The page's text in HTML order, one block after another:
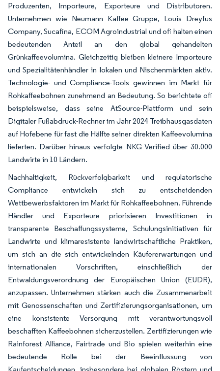
Produzenten, Importeure, Exporteure und Distributoren.
Unternehmen wie Neumann Kaffee Gruppe, Louis Dreyfus
Company, Sucafina, ECOM Agroindustrial und ofi halten einen
bedeutenden Anteil an den global gehandelten
Grünkaffeevolumina. Gleichzeitig bleiben kleinere Importeure
und Spezialitätenhändler in lokalen und Nischenmärkten aktiv.
Technologie- und Compliance-Tools gewinnen im Markt für
Rohkaffeebohnen zunehmend an Bedeutung. So berichtete ofi
beispielsweise, dass seine AtSource-Plattform und sein
Digitaler Fußabdruck-Rechner im Jahr 2024 Treibhausgasdaten
auf Hofebene für fast die Hälfte seiner direkten Kaffeevolumina
lieferten. Darüber hinaus verfolgte NKG Verified über 30.000
Landwirte in 10 Ländern.
Nachhaltigkeit, Rückverfolgbarkeit und regulatorische
Compliance entwickeln sich zu entscheidenden
Wettbewerbsfaktoren im Markt für Rohkaffeebohnen. Führende
Händler und Exporteure priorisieren Investitionen in
transparente Beschaffungssysteme, Schulungsinitiativen für
Landwirte und klimaresistente landwirtschaftliche Praktiken,
um sich an die sich entwickelnden Käufererwartungen und
internationalen Vorschriften, einschließlich der
Entwaldungsverordnung der Europäischen Union (EUDR),
anzupassen. Unternehmen stärken auch die Zusammenarbeit
mit Genossenschaften und Zertifizierungsorganisationen, um
eine konsistente Versorgung mit verantwortungsvoll
beschafften Kaffeebohnen sicherzustellen. Zertifizierungen wie
Rainforest Alliance, Fairtrade und Bio spielen weiterhin eine
bedeutende Rolle bei der Beeinflussung von